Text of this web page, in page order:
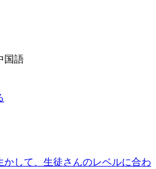
国語
して、生徒さんのレベルに合わ